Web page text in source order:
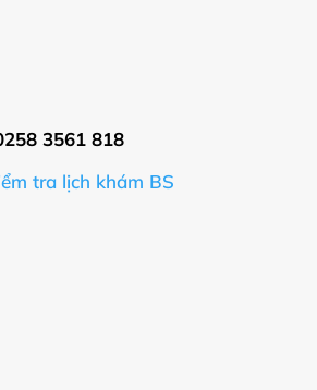
3561 818
tra lịch khám BS